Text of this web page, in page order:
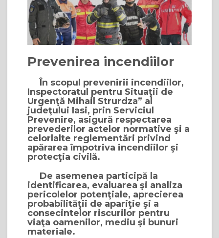
Prevenirea incendiilor
În scopul prevenirii incendiilor,
Inspectoratul pentru Situaţii de
Urgenţă Mihail Strurdza” al
judeţului Iasi, prin Serviciul
Prevenire, asigură respectarea
prevederilor actelor normative şi a
celorlalte reglementări privind
apărarea împotriva incendiilor şi
protecţia civilă.
De asemenea participă la
identificarea, evaluarea şi analiza
pericolelor potenţiale, aprecierea
probabilităţii de apariţie şi a
consecintelor riscurilor pentru
viaţa oamenilor, mediu şi bunuri
materiale.